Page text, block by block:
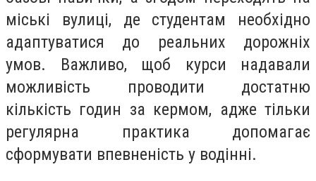
міські вулиці, де студентам необхідно
адаптуватися до реальних дорожніх
умов. Важливо, щоб курси надавали
можливість проводити достатню
кількість годин за кермом, адже тільки
регулярна практика допомагає
сформувати впевненість у водінні.